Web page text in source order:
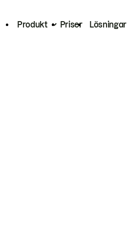
Produkt Priser Lösningar